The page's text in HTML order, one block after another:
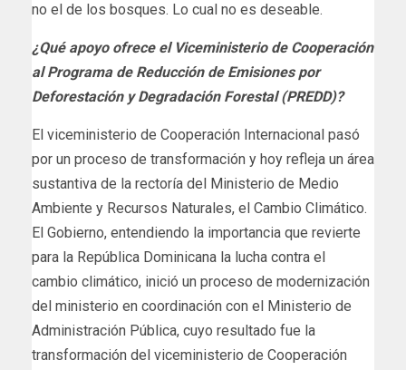
no el de los bosques. Lo cual no es deseable.
¿Qué apoyo ofrece el Viceministerio de Cooperación
al Programa de Reducción de Emisiones por
Deforestación y Degradación Forestal (PREDD)?
El viceministerio de Cooperación Internacional pasó
por un proceso de transformación y hoy refleja un área
sustantiva de la rectoría del Ministerio de Medio
Ambiente y Recursos Naturales, el Cambio Climático.
El Gobierno, entendiendo la importancia que revierte
para la República Dominicana la lucha contra el
cambio climático, inició un proceso de modernización
del ministerio en coordinación con el Ministerio de
Administración Pública, cuyo resultado fue la
transformación del viceministerio de Cooperación